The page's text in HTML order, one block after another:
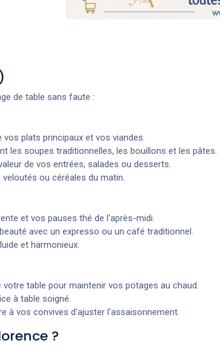
de table sans faute :
plats principaux et vos viandes.
les soupes traditionnelles, les bouillons et les pâtes.
de vos entrées, salades ou desserts.
ou céréales du matin.
et vos pauses thé de l'après-midi.
avec un expresso ou un café traditionnel.
et harmonieux.
table pour maintenir vos potages au chaud.
à table soigné.
à vos convives d'ajuster l'assaisonnement.
?